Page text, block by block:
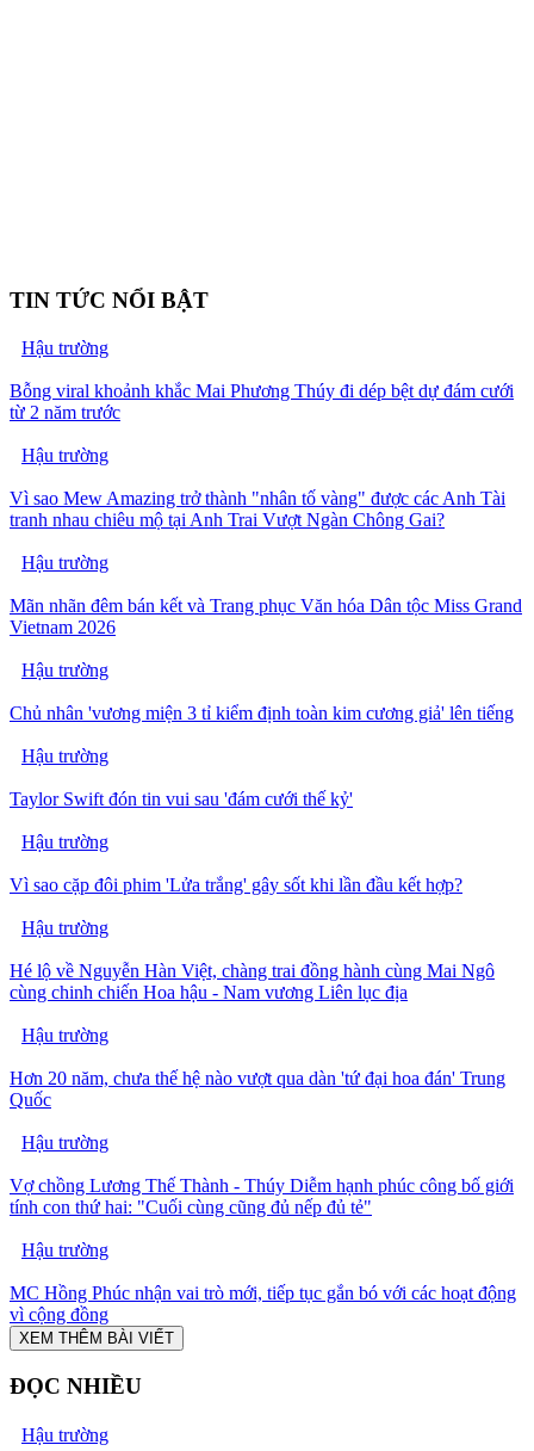
TIN TỨC NỔI BẬT
Hậu trường
Bỗng viral khoảnh khắc Mai Phương Thúy đi dép bệt dự đám cưới
từ 2 năm trước
Hậu trường
Vì sao Mew Amazing trở thành "nhân tố vàng" được các Anh Tài
tranh nhau chiêu mộ tại Anh Trai Vượt Ngàn Chông Gai?
Hậu trường
Mãn nhãn đêm bán kết và Trang phục Văn hóa Dân tộc Miss Grand
Vietnam 2026
Hậu trường
Chủ nhân 'vương miện 3 tỉ kiểm định toàn kim cương giả' lên tiếng
Hậu trường
Taylor Swift đón tin vui sau 'đám cưới thế kỷ'
Hậu trường
Vì sao cặp đôi phim 'Lửa trắng' gây sốt khi lần đầu kết hợp?
Hậu trường
Hé lộ về Nguyễn Hàn Việt, chàng trai đồng hành cùng Mai Ngô
cùng chinh chiến Hoa hậu - Nam vương Liên lục địa
Hậu trường
Hơn 20 năm, chưa thế hệ nào vượt qua dàn 'tứ đại hoa đán' Trung
Quốc
Hậu trường
Vợ chồng Lương Thế Thành - Thúy Diễm hạnh phúc công bố giới
tính con thứ hai: "Cuối cùng cũng đủ nếp đủ tẻ"
Hậu trường
MC Hồng Phúc nhận vai trò mới, tiếp tục gắn bó với các hoạt động
vì cộng đồng
XEM THÊM BÀI VIẾT
ĐỌC NHIỀU
Hậu trường